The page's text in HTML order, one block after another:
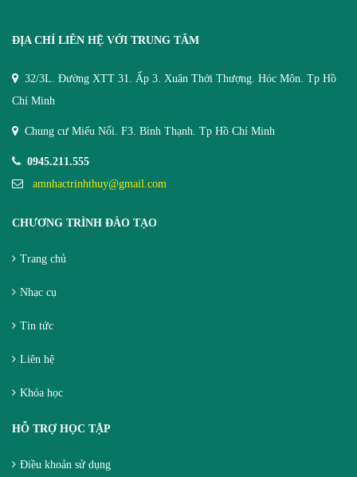
ĐỊA CHỈ LIÊN HỆ VỚI TRUNG TÂM
32/3L. Đường XTT 31. Ấp 3. Xuân Thới Thượng. Hóc Môn. Tp Hồ
Chí Minh
Chung cư Miếu Nổi. F3. Bình Thạnh. Tp Hồ Chí Minh
0945.211.555
amnhactrinhthuy@gmail.com
CHƯƠNG TRÌNH ĐÀO TẠO
Trang chủ
Nhạc cụ
Tin tức
Liên hệ
Khóa học
HỖ TRỢ HỌC TẬP
Điều khoản sử dụng